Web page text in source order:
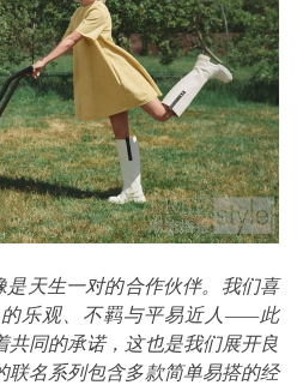
天生一对的合作伙伴。我们喜
的乐观、不羁与平易近人——此
共同的承诺，这也是我们展开良
联名系列包含多款简单易搭的经